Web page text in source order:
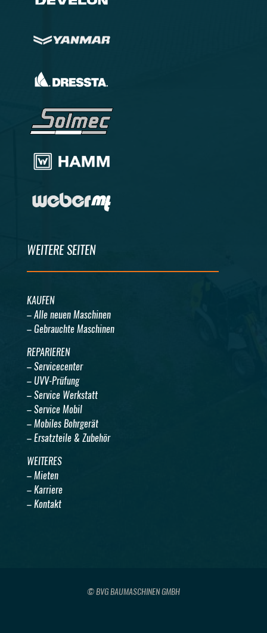
WEITERE SEITEN
KAUFEN
– Alle neuen Maschinen
– Gebrauchte Maschinen
REPARIEREN
– Servicecenter
– UVV-Prüfung
– Service Werkstatt
– Service Mobil
– Mobiles Bohrgerät
– Ersatzteile & Zubehör
WEITERES
– Mieten
– Karriere
– Kontakt
© BVG BAUMASCHINEN GMBH